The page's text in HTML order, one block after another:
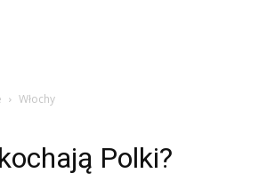
Włochy
Polki?